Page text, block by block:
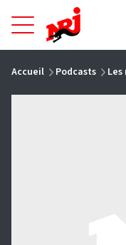
NRJ -
Accueil Podcasts